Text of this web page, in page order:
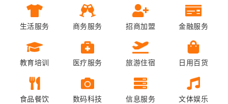
生活服务 商务服务 招商加盟 金融服务
教育培训 医疗服务 旅游住宿 日用百货
食品餐饮 数码科技 信息服务 文体娱乐